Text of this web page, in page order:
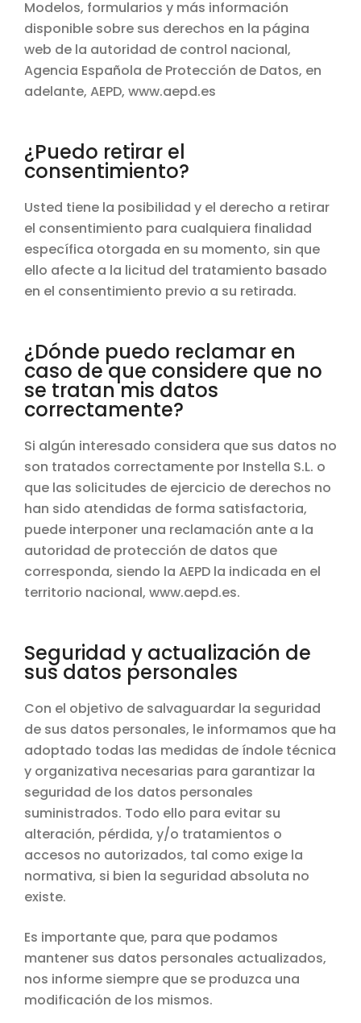
Modelos, formularios y más información
disponible sobre sus derechos en la página
web de la autoridad de control nacional,
Agencia Española de Protección de Datos, en
adelante, AEPD, www.aepd.es
¿Puedo retirar el
consentimiento?
Usted tiene la posibilidad y el derecho a retirar
el consentimiento para cualquiera finalidad
específica otorgada en su momento, sin que
ello afecte a la licitud del tratamiento basado
en el consentimiento previo a su retirada.
¿Dónde puedo reclamar en
caso de que considere que no
se tratan mis datos
correctamente?
Si algún interesado considera que sus datos no
son tratados correctamente por Instella S.L. o
que las solicitudes de ejercicio de derechos no
han sido atendidas de forma satisfactoria,
puede interponer una reclamación ante a la
autoridad de protección de datos que
corresponda, siendo la AEPD la indicada en el
territorio nacional, www.aepd.es.
Seguridad y actualización de
sus datos personales
Con el objetivo de salvaguardar la seguridad
de sus datos personales, le informamos que ha
adoptado todas las medidas de índole técnica
y organizativa necesarias para garantizar la
seguridad de los datos personales
suministrados. Todo ello para evitar su
alteración, pérdida, y/o tratamientos o
accesos no autorizados, tal como exige la
normativa, si bien la seguridad absoluta no
existe.
Es importante que, para que podamos
mantener sus datos personales actualizados,
nos informe siempre que se produzca una
modificación de los mismos.